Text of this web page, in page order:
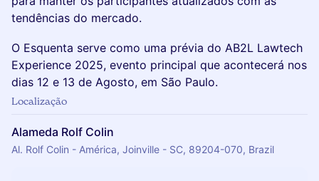
tendências do mercado.
O Esquenta serve como uma prévia do AB2L Lawtech
Experience 2025, evento principal que acontecerá nos
dias 12 e 13 de Agosto, em São Paulo.
Localização
Alameda Rolf Colin
Al. Rolf Colin - América, Joinville - SC, 89204-070, Brazil